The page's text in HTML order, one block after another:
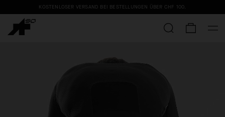
KOSTENLOSER VERSAND BEI BESTELLUNGEN ÜBER CHF 100.